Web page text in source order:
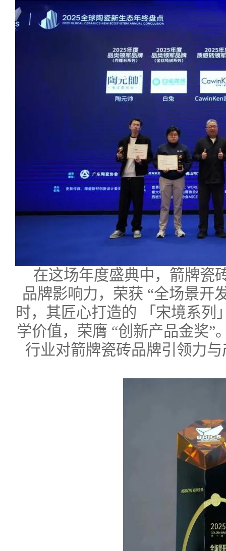
在这场年度盛典中，箭牌瓷
品牌影响力，荣获 “全场景开
时，其匠心打造的 「宋境系列
学价值，荣膺 “创新产品金奖”
行业对箭牌瓷砖品牌引领力